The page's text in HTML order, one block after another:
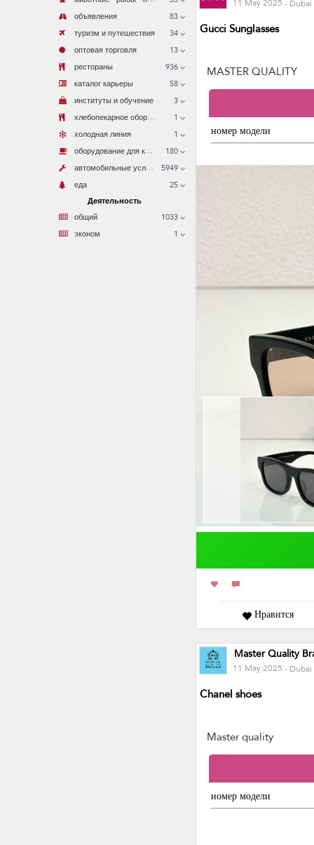
83
объявления
34
туризм и путешествия
13
оптовая торговля
936
рестораны
58
каталог карьеры
3
институты и обучение
1
х
лебопекарное оборудование
1
холодная линия
180
о
борудование для кофеен
5949
а
втомобильные услуги
25
еда
Деятельность
1033
общий
1
эконом
- Dubai
Gucci Sunglasses
MASTER QUALITY
номер модели
Нравится
Master Quality
11 May 2025- Dubai
Chanel shoes
Master quality
номер модели